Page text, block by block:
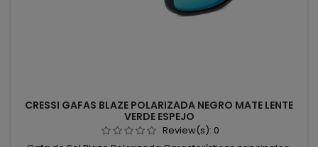
CRESSI GAFAS BLAZE POLARIZADA NEGRO MATE LENTE
VERDE ESPEJO
Review(s): 0